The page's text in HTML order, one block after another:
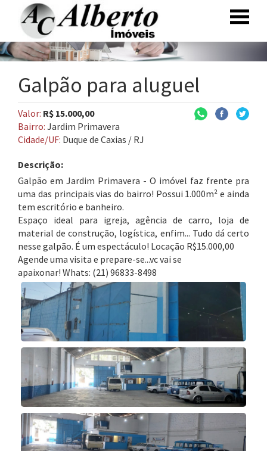
Galpão para aluguel
Valor: R$ 15.000,00
Bairro: Jardim Primavera
Cidade/UF: Duque de Caxias / RJ
Descrição:
Galpão em Jardim Primavera - O imóvel faz frente pra
uma das principais vias do bairro! Possui 1.000m² e ainda
tem escritório e banheiro.
Espaço ideal para igreja, agência de carro, loja de
material de construção, logística, enfim... Tudo dá certo
nesse galpão. É um espectáculo! Locação R$15.000,00
Agende uma visita e prepare-se...vc vai se
apaixonar! Whats: (21) 96833-8498